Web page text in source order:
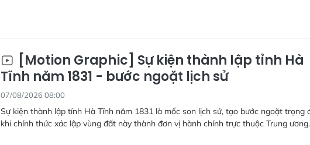
[Motion Graphic] Sự kiện thành lập tỉnh Hà
Tĩnh năm 1831 - bước ngoặt lịch sử
07/08/2026 08:00
Sự kiện thành lập tỉnh Hà Tĩnh năm 1831 là mốc son lịch sử, tạo bước ngoặt trọng
khi chính thức xác lập vùng đất này thành đơn vị hành chính trực thuộc Trung ương.